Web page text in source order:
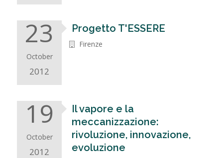
23
October
2012
Progetto T'ESSERE
Firenze
19
October
2012
Il vapore e la
meccanizzazione:
rivoluzione, innovazione,
evoluzione